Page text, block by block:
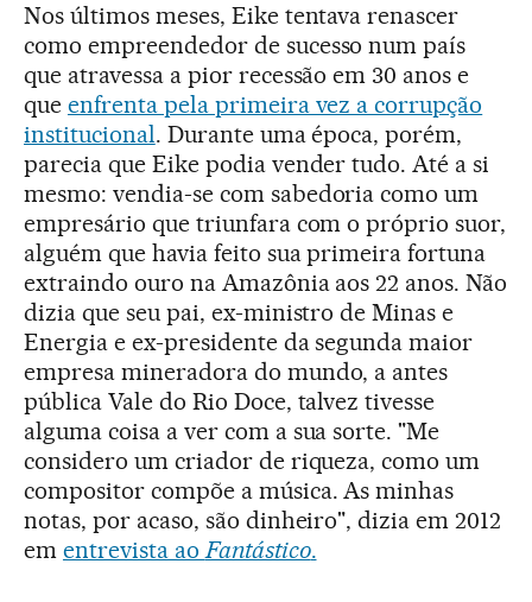
Nos últimos meses, Eike tentava renascer
como empreendedor de sucesso num país
que atravessa a pior recessão em 30 anos e
que enfrenta pela primeira vez a corrupção
institucional. Durante uma época, porém,
parecia que Eike podia vender tudo. Até a si
mesmo: vendia-se com sabedoria como um
empresário que triunfara com o próprio suor,
alguém que havia feito sua primeira fortuna
extraindo ouro na Amazônia aos 22 anos. Não
dizia que seu pai, ex-ministro de Minas e
Energia e ex-presidente da segunda maior
empresa mineradora do mundo, a antes
pública Vale do Rio Doce, talvez tivesse
alguma coisa a ver com a sua sorte. "Me
considero um criador de riqueza, como um
compositor compõe a música. As minhas
notas, por acaso, são dinheiro", dizia em 2012
em entrevista aoFantástico.